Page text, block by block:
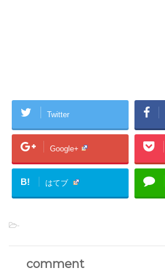
Twitter
Google+
B! はてブ
-
comment